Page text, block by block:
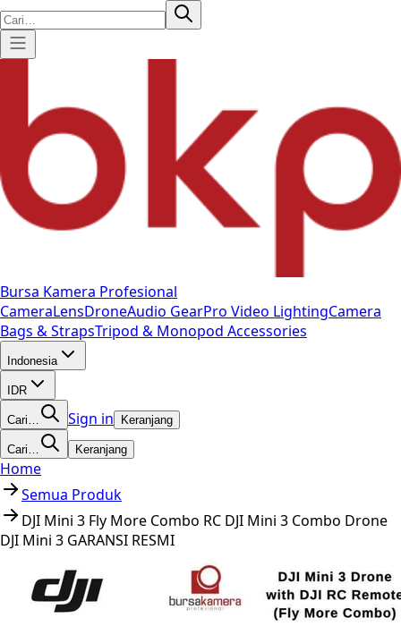
Bursa Kamera Profesional
CameraLensDroneAudio GearPro Video LightingCamera
Bags & StrapsTripod & Monopod Accessories
Indonesia
IDR
Cari… Sign in Keranjang
Cari… Keranjang
Home
Semua Produk
DJI Mini 3 Fly More Combo RC DJI Mini 3 Combo Drone
DJI Mini 3 GARANSI RESMI